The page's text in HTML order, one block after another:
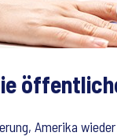
Amerika